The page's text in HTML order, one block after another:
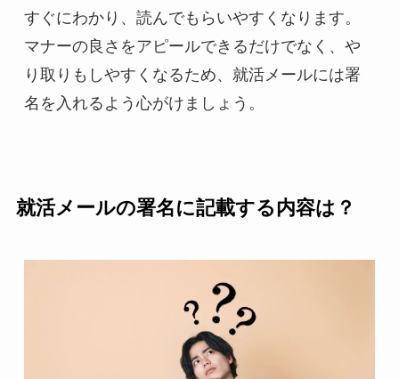
すぐにわかり、読んでもらいやすくなります。
マナーの良さをアピールできるだけでなく、や
り取りもしやすくなるため、就活メールには署
名を入れるよう心がけましょう。
就活メールの署名に記載する内容は？